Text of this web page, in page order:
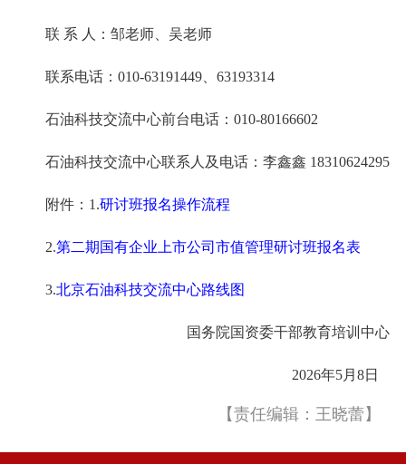
联 系 人：邹老师、吴老师
联系电话：010-63191449、63193314
石油科技交流中心前台电话：010-80166602
石油科技交流中心联系人及电话：李鑫鑫 18310624295
附件：1.研讨班报名操作流程
2.第二期国有企业上市公司市值管理研讨班报名表
3.北京石油科技交流中心路线图
国务院国资委干部教育培训中心
2026年5月8日
【责任编辑：王晓蕾】